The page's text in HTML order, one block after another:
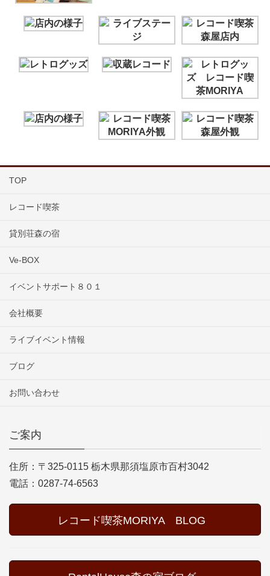
TOP
レコード喫茶
貸別荘森の宿
Ve-BOX
イベントサポート８０１
会社概要
ライブイベント情報
ブログ
お問い合わせ
ご案内
住所：〒325-0115 栃木県那須塩原市百村3042
電話：0287-74-6563
レコード喫茶MORIYA BLOG